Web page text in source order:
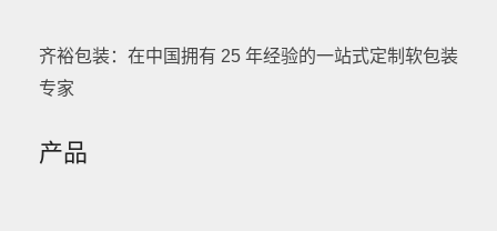
齐裕包装：在中国拥有 25 年经验的一站式定制软包装
专家
产品